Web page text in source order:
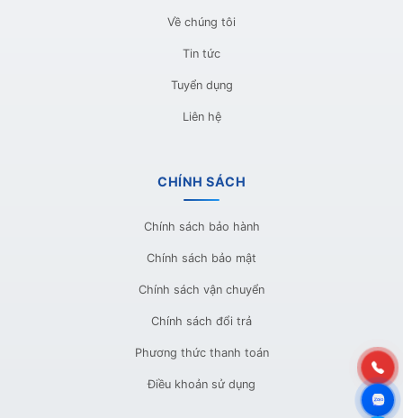
Về chúng tôi
Tin tức
Tuyển dụng
Liên hệ
CHÍNH SÁCH
Chính sách bảo hành
Chính sách bảo mật
Chính sách vận chuyển
Chính sách đổi trả
Phương thức thanh toán
Điều khoản sử dụng